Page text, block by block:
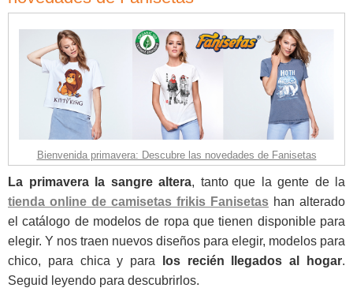
Bienvenida primavera: Descubre las novedades de Fanisetas
La primavera la sangre altera, tanto que la gente de la
tienda online de camisetas frikis Fanisetas han alterado
el catálogo de modelos de ropa que tienen disponible para
elegir. Y nos traen nuevos diseños para elegir, modelos para
chico, para chica y para
los recién llegados al hogar.
Seguid leyendo para descubrirlos.